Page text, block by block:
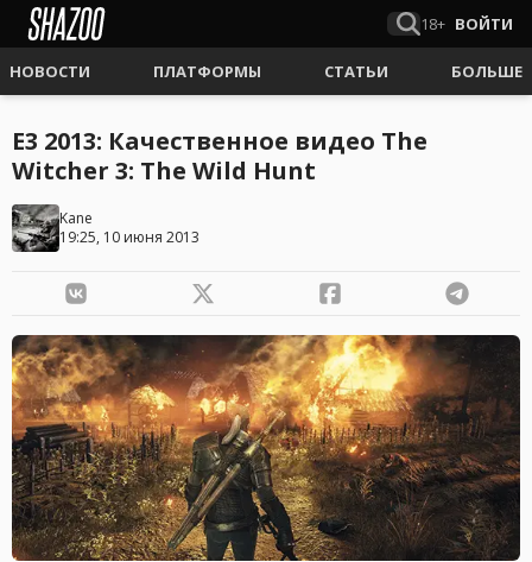
18+ ВОЙТИ
НОВОСТИ ПЛАТФОРМЫ СТАТЬИ БОЛЬШЕ
E3 2013: Качественное видео The
Witcher 3: The Wild Hunt
Kane
19:25, 10 июня 2013